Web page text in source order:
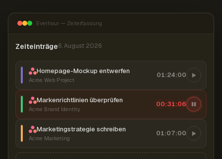
Everhour — Zeiterfassung
Zeiteinträge6. August 2026
Homepage-Mockup entwerfen
Acme Web Project
01:24:00
Markenrichtlinien überprüfen
Acme Brand Identity
00:31:07
Marketingstrategie schreiben
Acme Marketing
01:07:00